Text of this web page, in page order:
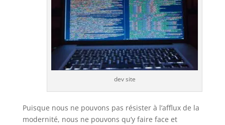
dev site
Puisque nous ne pouvons pas résister à l’afflux de la
modernité, nous ne pouvons qu’y faire face et